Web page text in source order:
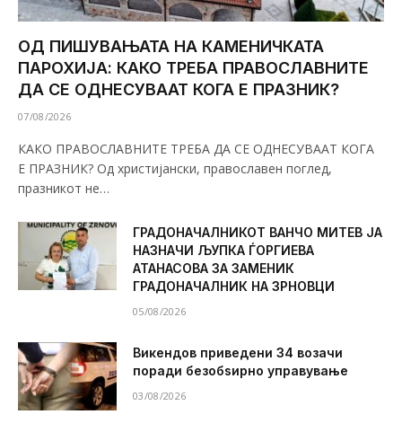
ОД ПИШУВАЊАТА НА КАМЕНИЧКАТА
ПАРОХИЈА: КАКО ТРЕБА ПРАВОСЛАВНИТЕ
ДА СЕ ОДНЕСУВААТ КОГА Е ПРАЗНИК?
07/08/2026
КАКО ПРАВОСЛАВНИТЕ ТРЕБА ДА СЕ ОДНЕСУВААТ КОГА
Е ПРАЗНИК? Од христијански, православен поглед,
празникот не…
ГРАДОНАЧАЛНИКОТ ВАНЧО МИТЕВ ЈА
НАЗНАЧИ ЉУПКА ЃОРГИЕВА
АТАНАСОВА ЗА ЗАМЕНИК
ГРАДОНАЧАЛНИК НА ЗРНОВЦИ
05/08/2026
Викендов приведени 34 возачи
поради безобѕирно управување
03/08/2026